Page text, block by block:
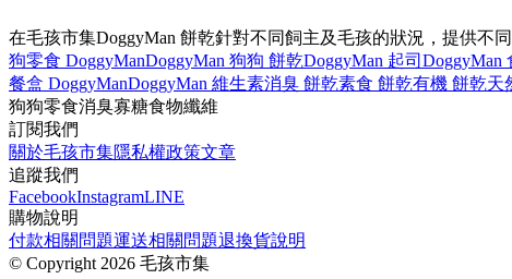
在毛孩市集DoggyMan 餅乾針對不同飼主及毛孩的狀況，提供不
狗零食 DoggyManDoggyMan 狗狗 餅乾DoggyMan 起司 DoggyMan
餐盒 DoggyManDoggyMan 維生素消臭 餅乾素食 餅乾有機 餅乾天
狗狗零食消臭寡糖食物纖維
訂閱我們
關於毛孩市集隱私權政策文章
追蹤我們
FacebookInstagramLINE
購物說明
付款相關問題運送相關問題退換貨說明
© Copyright 2026 毛孩市集